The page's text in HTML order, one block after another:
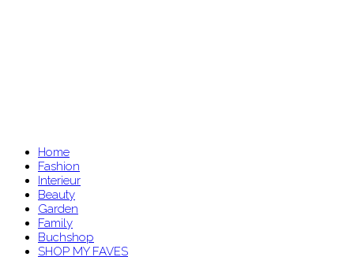
Home
Fashion
Interieur
Beauty
Garden
Family
Buchshop
SHOP MY FAVES